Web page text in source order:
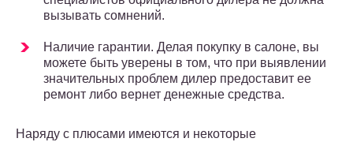
вызывать сомнений.
Наличие гарантии. Делая покупку в салоне, вы
можете быть уверены в том, что при выявлении
значительных проблем дилер предоставит ее
ремонт либо вернет денежные средства.
Наряду с плюсами имеются и некоторые